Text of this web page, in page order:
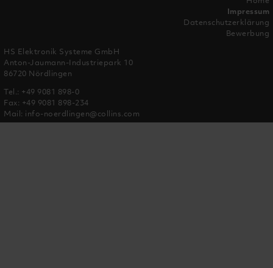
HS Elektronik Systeme GmbH
Anton-Jaumann-Industriepark 10
86720 Nördlingen
Tel.: +49 9081 898-0
Fax: +49 9081 898-234
Mail: info-noerdlingen@collins.com
Impressum
Datenschutzerklärung
Bewerbung